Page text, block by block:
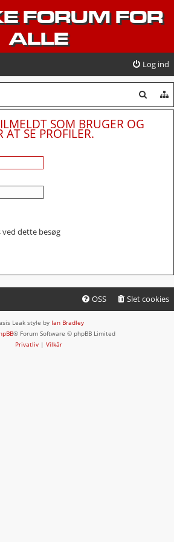
FORUM FOR
ALLE
Log ind
ø
SOM BRUGER OG
SE PROFILER.
dette besøg
Slet cookies
OSS
Leak style by Ian Bradley
® Forum Software © phpBB Limited
Privatliv | Vilkår